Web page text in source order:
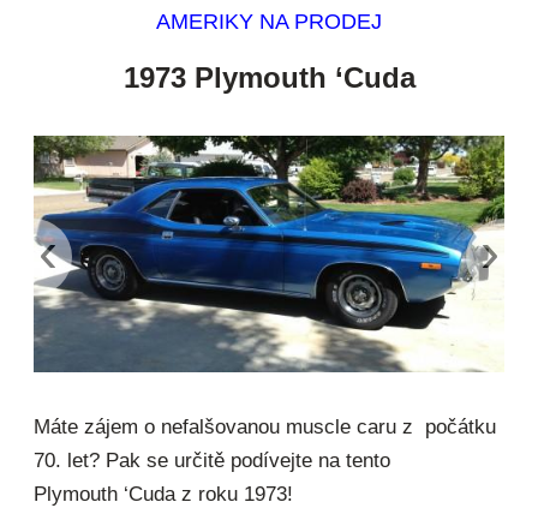
AMERIKY NA PRODEJ
1973 Plymouth ‘Cuda
‹ ›
Máte zájem o nefalšovanou muscle caru z počátku
70. let? Pak se určitě podívejte na tento
Plymouth ‘Cuda z roku 1973!